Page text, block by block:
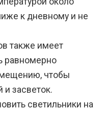
к дневному и не
также имеет
равномерно
чтобы
и засветок.
светильники на